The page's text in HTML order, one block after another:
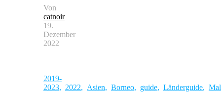
Von
catnoir
19.
Dezember
2022
2019-
2023, 2022, Asien, Borneo, guide, Länderguide,